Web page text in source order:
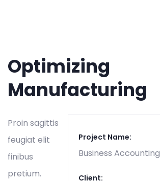
Optimizing
Manufacturing
Project Name:
Business Accounting
Client:
Proin sagittis
feugiat elit
finibus
pretium.